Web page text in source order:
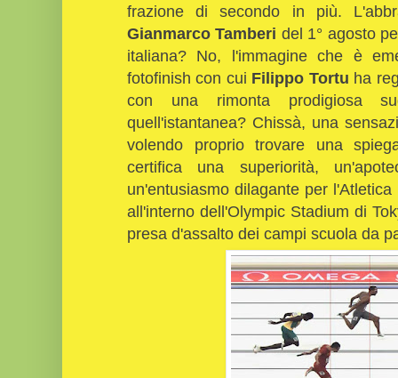
frazione di secondo in più.
Gianmarco Tamberi del 1° agosto
italiana? No, l'immagine che è
fotofinish con cui Filippo Tortu ha
con una rimonta prodigiosa
quell'istantanea? Chissà, una
volendo proprio trovare una
certifica una superiorità,
un'entusiasmo dilagante per
all'interno dell'Olympic Stadium di
presa d'assalto dei campi scuola da